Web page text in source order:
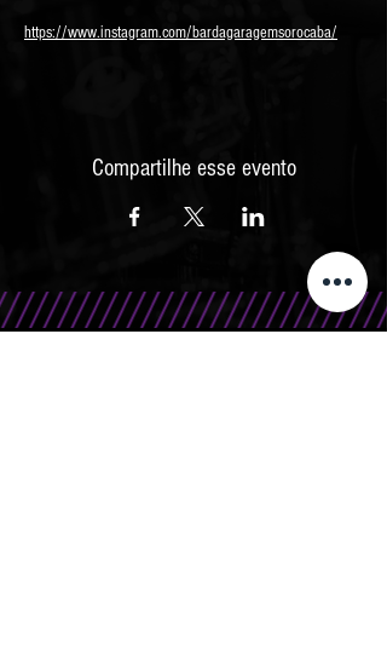
https://www.instagram.com/bardagaragemsorocaba/
Compartilhe esse evento